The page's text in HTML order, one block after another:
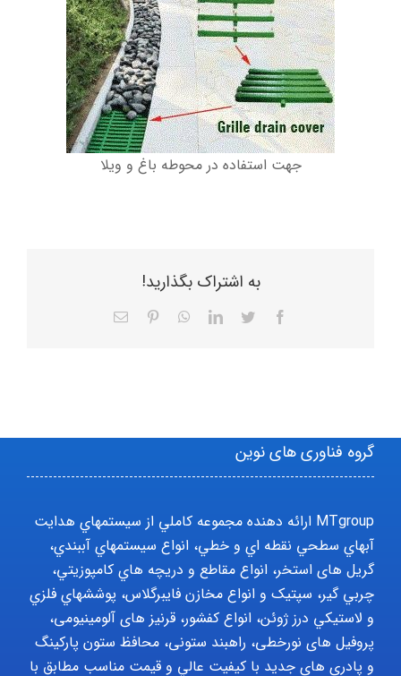
جهت استفاده در محوطه باغ و ویلا
به اشتراک بگذارید!
Facebook
Twitter
LinkedIn
WhatsApp
Pinterestایمیل
گروه فناوری های نوین
MTgroup ارائه دهنده مجموعه کاملي از سيستمهاي هدايت
آبهاي سطحي نقطه اي و خطي، انواع سيستمهاي آببندي،
گریل های استخر، انواع مقاطع و دريچه هاي کامپوزيتي،
چربي گير، سپتيک و انواع مخازن فايبرگلاس، پوششهاي فلزي
و لاستيکي درز ژوئن، انواع کفشور، قرنیز های آلومینیومی،
پروفیل های نورخطی، راهبند ستونی، محافظ ستون پارکينگ
و پادري هاي جديد با کيفيت عالي و قيمت مناسب مطابق با